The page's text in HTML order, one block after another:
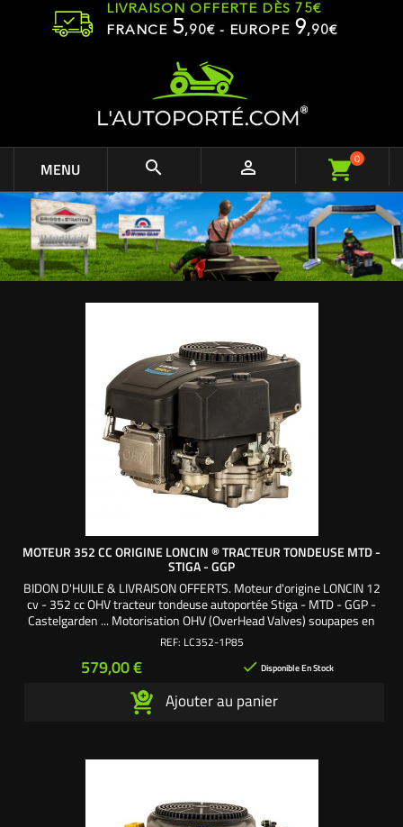
LIVRAISON OFFERTE DÈS 75€
FRANCE 5,90€ - EUROPE 9,90€
MENU   0
MOTEUR 352 CC ORIGINE LONCIN ® TRACTEUR TONDEUSE MTD -
STIGA - GGP
BIDON D'HUILE & LIVRAISON OFFERTS. Moteur d'origine LONCIN 12
cv - 352 cc OHV tracteur tondeuse autoportée Stiga - MTD - GGP -
Castelgarden ... Motorisation OHV (OverHead Valves) soupapes en
tête. Version sans échappement. Livré complet avec démarreur,
vilebrequin vertical Ø 25,4 x 80...
REF: LC352-1P85
Prix
579,00 €  Disponible En Stock
Ajouter au panier